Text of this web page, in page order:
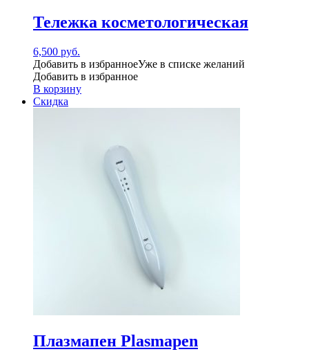
Тележка косметологическая
6,500 руб.
Добавить в избранноеУже в списке желаний
Добавить в избранное
В корзину
Скидка
Плазмапен Plasmapen